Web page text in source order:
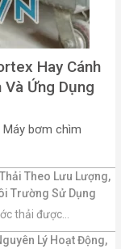
Hay Cánh
Ứng Dụng
bơm chìm
Theo Lưu Lượng,
Trường Sử Dụng
thải được...
Lý Hoạt Động,